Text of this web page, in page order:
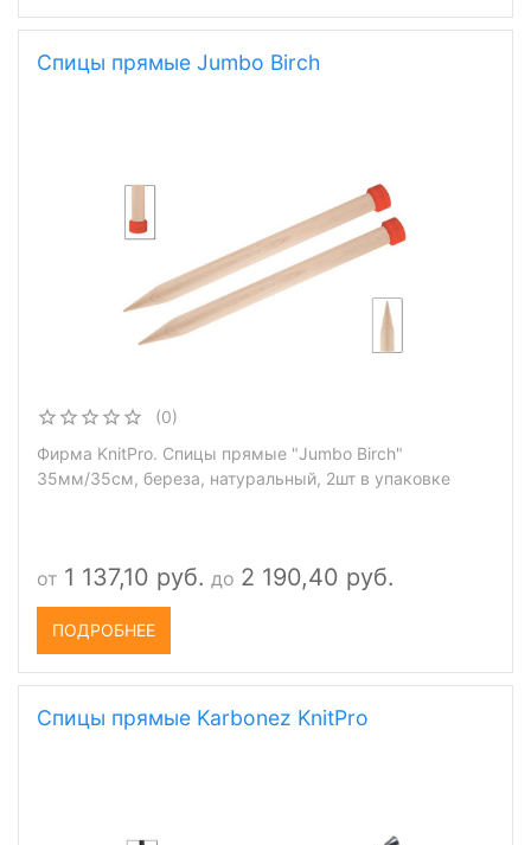
Спицы прямые Jumbo Birch
(0)
Фирма KnitPro. Спицы прямые "Jumbo Birch"
35мм/35см, береза, натуральный, 2шт в упаковке
от 1 137,10 руб. до 2 190,40 руб.
ПОДРОБНЕЕ
Спицы прямые Karbonez KnitPro